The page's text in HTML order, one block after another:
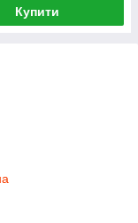
Купити